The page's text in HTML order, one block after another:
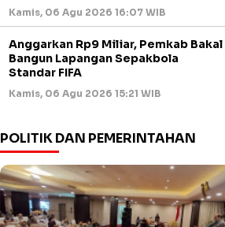
Kamis, 06 Agu 2026 16:07 WIB
Anggarkan Rp9 Miliar, Pemkab Bakal
Bangun Lapangan Sepakbola
Standar FIFA
Kamis, 06 Agu 2026 15:21 WIB
POLITIK DAN PEMERINTAHAN